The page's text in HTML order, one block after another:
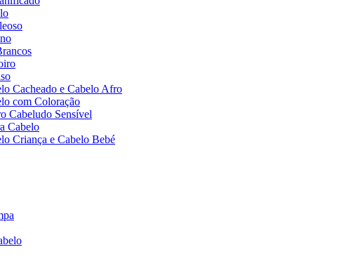
Cacheado e Cabelo Afro
com Coloração
Cabeludo Sensível
Cabelo
Criança e Cabelo Bebé